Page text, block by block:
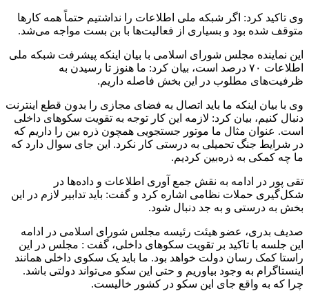
وی تاکید کرد: اگر شبکه ملی اطلاعات را نداشتیم حتماً همه کارها
متوقف شده بود و بسیاری از فعالیت‌ها با بن بست مواجه می‌شد.
این نماینده مجلس شورای اسلامی با بیان اینکه پیشرفت شبکه ملی
اطلاعات ۷۰ درصد است، بیان کرد: ما هنوز تا رسیدن به
ظرفیت‌های مطلوب در این بخش فاصله داریم.
وی با بیان اینکه ما باید اتصال به فضای مجازی را بدون قطع اینترنت
دنبال کنیم، بیان کرد: لازمه این کار توجه به تقویت سکوهای داخلی
است. عنوان مثال ما موتور جستجویی همچون ذره بین را داریم که
در شرایط جنگ تحمیلی به درستی کار نکرد. این جای سوال دارد که
ما چه کمکی به ذره‌بین کردیم.
تقی پور در ادامه به نقش جمع آوری اطلاعات و داده‌ها در
شکل‌گیری حملات نظامی اشاره کرد و گفت: باید تدابیر لازم در این
بخش به درستی و به جد دنبال شود.
صدیف بدری، عضو هیئت رئیسه مجلس شورای اسلامی در ادامه
این جلسه با تاکید بر تقویت سکوهای داخلی، گفت : مجلس در این
راستا کمک رسان دولت خواهد بود. ما باید یک سکوی داخلی همانند
اینستاگرام به وجود بیاوریم و حتی این سکو می‌تواند دولتی باشد.
چرا که به واقع جای این سکو در کشور خالیست.